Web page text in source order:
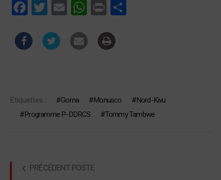
FacebookTwitterEmail WhatsApp
Print
Étiquettes : Goma Monusco
Nord-Kivu
Programme P-DDRCS
Tommy Tambwe
PRÉCÉDENT POSTE